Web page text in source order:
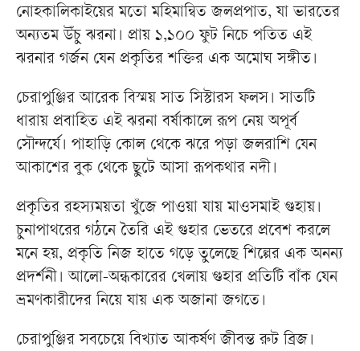
নোহকালিকাইয়ের মতো মহিমান্বিত জলপ্রপাত, যা ভারতের
অন্যতম উঁচু ঝরনা। প্রায় ১,১০০ ফুট নিচে পতিত এই
ঝরনার গর্জন যেন প্রকৃতির শক্তির এক অমোঘ সঙ্গীত।
চেরাপুঞ্জির আরেক বিস্ময় সাত সিস্টারস ফলস। সাতটি
ধারায় প্রবাহিত এই ঝরনা বর্ষাকালে রূপ নেয় অপূর্ব
সৌন্দর্যে। পাহাড়ি কোল থেকে ঝরে পড়া জলরাশি যেন
আকাশের বুক থেকে ছুটে আসা রূপকথার নদী।
প্রকৃতির রহস্যময়তা খুঁজে পাওয়া যায় মাওসমাই গুহায়।
চুনাপাথরের গঠনে তৈরি এই গুহার ভেতরে প্রবেশ করলে
মনে হয়, প্রকৃতি নিজ হাতে গড়ে তুলেছে শিল্পের এক অনন্য
প্রদর্শনী। আলো-অন্ধকারের খেলায় গুহার প্রতিটি বাঁক যেন
ভ্রমণকারীদের নিয়ে যায় এক অজানা জগতে।
চেরাপুঞ্জির সবচেয়ে বিখ্যাত আকর্ষণ জীবন্ত রুট ব্রিজ।